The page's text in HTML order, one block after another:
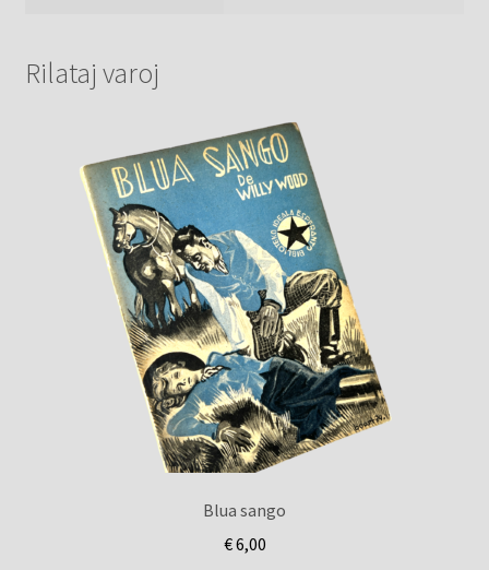
Rilataj varoj
Blua sango
€6,00